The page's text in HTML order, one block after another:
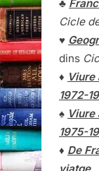
♣
Cicle
♥
dins
♦ Viure
1972-
♠ Viure
1975-
♦ De